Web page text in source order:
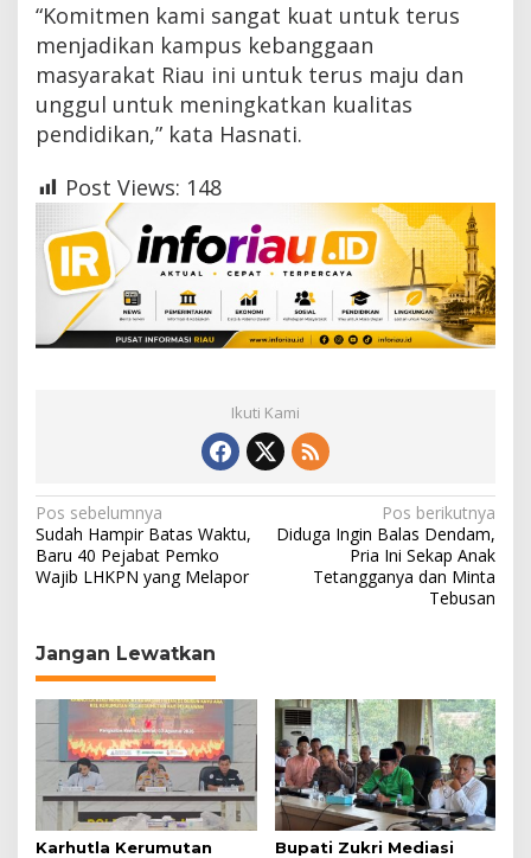
“Komitmen kami sangat kuat untuk terus
menjadikan kampus kebanggaan
masyarakat Riau ini untuk terus maju dan
unggul untuk meningkatkan kualitas
pendidikan,” kata Hasnati.
Post Views: 148
Ikuti Kami
N
a
v
g
a
s
p
Pos sebelumnya
Sudah Hampir Batas Waktu,
Baru 40 Pejabat Pemko
Wajib LHKPN yang Melapor
Pos berikutnya
Diduga Ingin Balas Dendam,
Pria Ini Sekap Anak
Tetangganya dan Minta
Tebusan
Jangan Lewatkan
Karhutla Kerumutan Bupati Zukri Mediasi